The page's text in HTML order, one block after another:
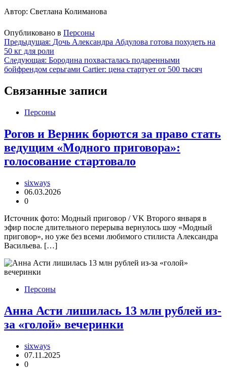
Автор: Светлана Колиманова
Опубликовано в Персоны
Навигация
по
записям
Предыдущая: Дочь Александра Абдулова готова похудеть на
50 кг для роли
Следующая: Бородина похвасталась подаренными
бойфрендом серьгами Cartier: цена стартует от 500 тысяч
Связанные записи
Персоны
Рогов и Верник борются за право стать
ведущим «Модного приговора»:
голосование стартовало
sixways
06.03.2026
0
Источник фото: Модный приговор / VK Второго января в
эфир после длительного перерыва вернулось шоу «Модный
приговор», но уже без всеми любимого стилиста Александра
Васильева. […]
Персоны
Анна Асти лишилась 13 млн рублей из-
за «голой» вечеринки
sixways
07.11.2025
0